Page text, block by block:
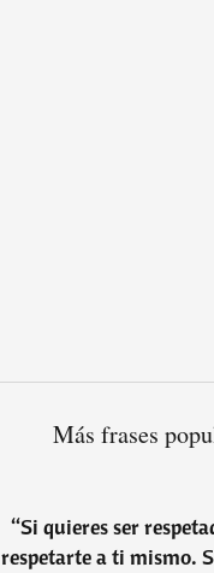
Más frases
“Si quieres ser
respetarte a ti mismo.